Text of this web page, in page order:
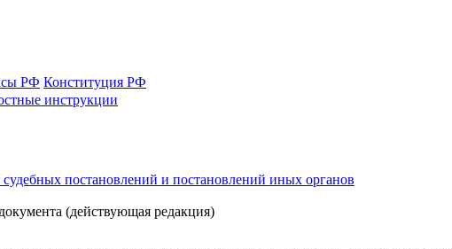
РФ Конституция РФ
инструкции
постановлений и постановлений иных органов
(действующая редакция)